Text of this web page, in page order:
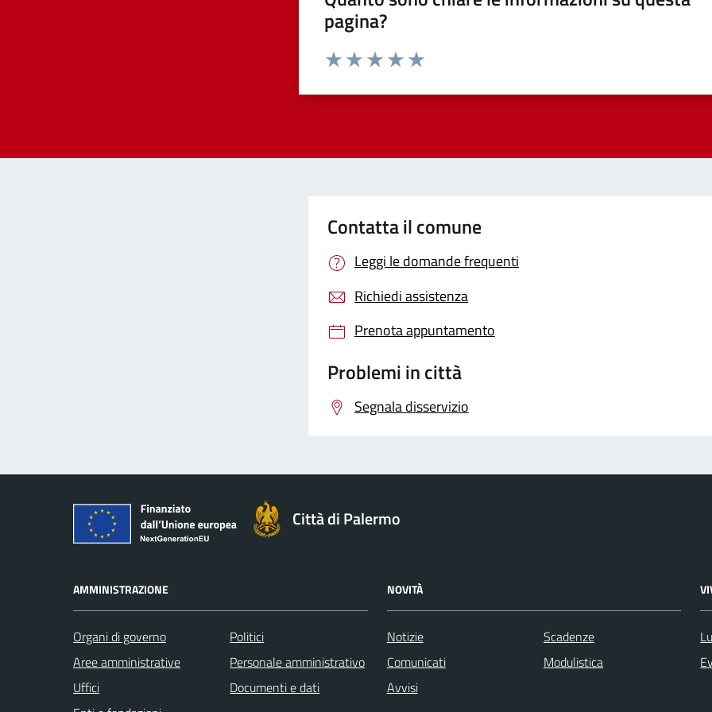
pagina?
Contatta il comune
Leggi le domande frequenti
Richiedi assistenza
Prenota appuntamento
Problemi in città
Segnala disservizio
Città di Palermo
AMMINISTRAZIONE
Organi di governo
Aree amministrative
Uffici
Politici
Personale amministrativo
Documenti e dati
NOVITÀ
Notizie
Comunicati
Avvisi
Scadenze
Modulistica